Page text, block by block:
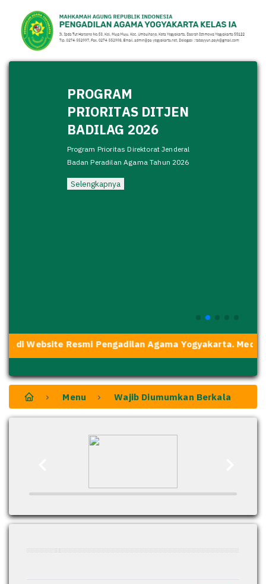
PROGRAM
PRIORITAS DITJEN
BADILAG 2026
Program Prioritas Direktorat Jenderal
Badan Peradilan Agama Tahun 2026
Selengkapnya
di Website Resmi Pengadilan Agama Yogyakarta. Media
Menu Wajib Diumumkan Berkala